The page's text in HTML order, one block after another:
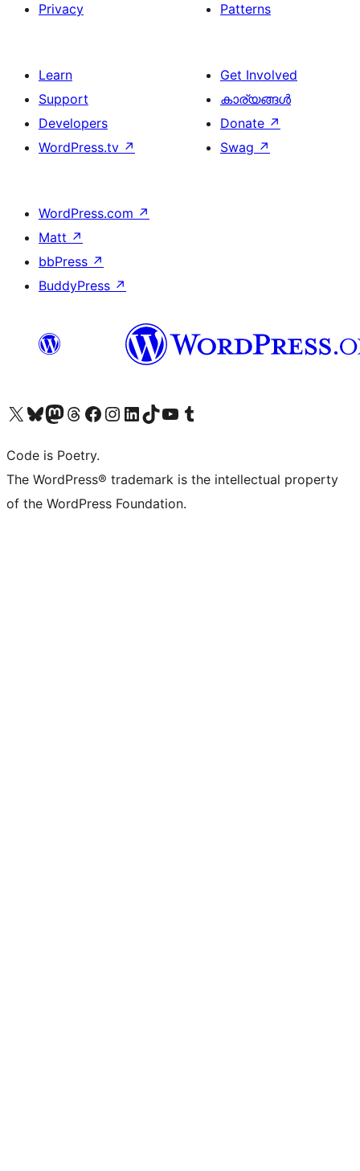
Privacy
Patterns
Learn
Support
Developers
WordPress.tv ↗
Get Involved
കാര്യങ്ങള്‍
Donate ↗
Swag ↗
WordPress.com ↗
Matt ↗
bbPress ↗
BuddyPress ↗
Visit our X (formerly Twitter) account
ഞങ്ങളുടെ ബ്ലൂസ്കൈ അക്കൗണ്ട് സന്ദർശിക്കുക
Visit our Mastodon account
ഞങ്ങളുടെ ത്രെഡ്സ് അക്കൗണ്ട് സന്ദർശിക്കുക
Visit our Facebook page
Visit our Instagram account
Visit our LinkedIn account
ഞങ്ങളുടെ ടിക് ടോക് അക്കൗണ്ട് സന്ദർശിക്കുക
Visit our YouTube channel
ഞങ്ങളുടെ ടംബ്ലർ അക്കൗണ്ട് സന്ദർശിക്കുക
Code is Poetry.
The WordPress® trademark is the intellectual property
of the WordPress Foundation.